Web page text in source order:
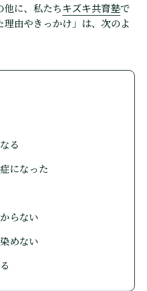
他に、私たちキズキ共育塾で
由やきっかけ」は、次のよ
る
になった
らない
めない